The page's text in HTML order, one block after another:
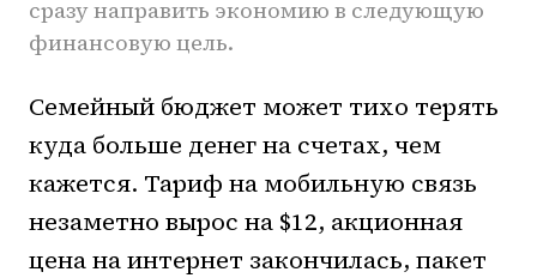
сразу направить экономию в следующую
финансовую цель.
Семейный бюджет может тихо терять
куда больше денег на счетах, чем
кажется. Тариф на мобильную связь
незаметно вырос на $12, акционная
цена на интернет закончилась, пакет